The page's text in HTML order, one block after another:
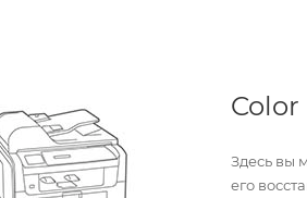
Color
Здесь вы
его